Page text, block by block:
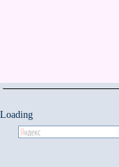
Loading